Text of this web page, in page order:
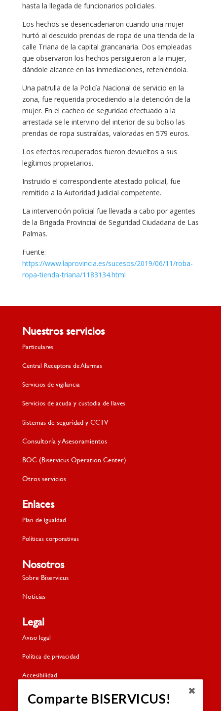
hasta la llegada de funcionarios policiales.
Los hechos se desencadenaron cuando una mujer
hurtó al descuido prendas de ropa de una tienda de la
calle Triana de la capital grancanaria. Dos empleadas
que observaron los hechos persiguieron a la mujer,
dándole alcance en las inmediaciones, reteniéndola.
Una patrulla de la Policía Nacional de servicio en la
zona, fue requerida procediendo a la detención de la
mujer. En el cacheo de seguridad efectuado a la
arrestada se le intervino del interior de su bolso las
prendas de ropa sustraídas, valoradas en 579 euros.
Los efectos recuperados fueron devueltos a sus
legítimos propietarios.
Instruido el correspondiente atestado policial, fue
remitido a la Autoridad Judicial competente.
La intervención policial fue llevada a cabo por agentes
de la Brigada Provincial de Seguridad Ciudadana de Las
Palmas.
Fuente:
https://www.laprovincia.es/sucesos/2019/06/11/roba-
ropa-tienda-triana/1183134.html
Nuestros servicios
Particulares
Central Receptora de Alarmas
Servicios de vigilancia
Servicios de acuda y custodia de llaves
Sistemas de seguridad y CCTV
Consultoría y Asesoramientos
BOC (Biservicus Operation Center)
Otros servicios
Enlaces
Plan de igualdad
Políticas corporativas
Nosotros
Sobre Biservicus
Noticias
Legal
Aviso legal
Política de privacidad
Accesibilidad
Política de cookies
Comparte BISERVICUS!